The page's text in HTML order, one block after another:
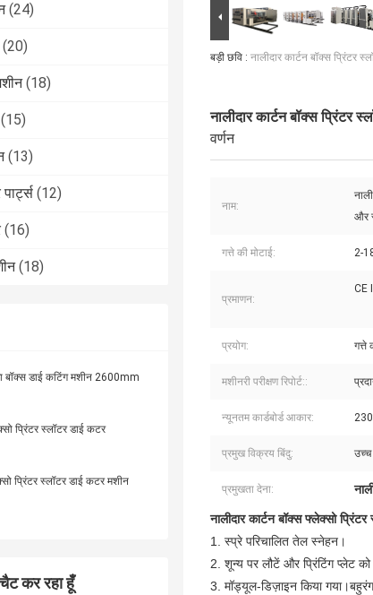
(24)
(20)
(18)
(15)
(13)
(12)
(16)
(18)
बॉक्स डाई कटिंग मशीन 2600mm
प्रिंटर स्लॉटर डाई कटर
प्रिंटर स्लॉटर डाई कटर मशीन
कर रहा हूँ
बड़ी छवि : नालीदार कार्टन बॉक्स प्रिंटर
नालीदार कार्टन बॉक्स प्रिंटर
वर्णन
नाम:
और
गत्ते की मोटाई: 2-
प्रमाणन:
CE
प्रयोग: गत्ते
मशीनरी परीक्षण रिपोर्ट::
न्यूनतम कार्डबोर्ड आकार:
प्रमुख विक्रय बिंदु: उच्च
प्रमुखता देना:
नालीदार कार्टन बॉक्स फ्लेक्सो
1. स्प्रे परिचालित तेल स्नेहन।
2. शून्य पर लौटें और प्रिंटिंग प्लेट
3. मॉड्यूल-डिज़ाइन किया